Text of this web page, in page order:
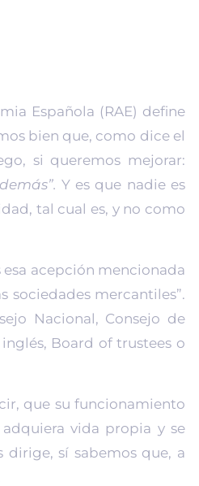
Española (RAE) define
bien que, como dice el
si queremos mejorar:
Y es que nadie es
tal cual es, y no como
acepción mencionada
sociedades mercantiles”.
Nacional, Consejo de
Board of trustees o
que su funcionamiento
vida propia y se
dirige, sí sabemos que, a